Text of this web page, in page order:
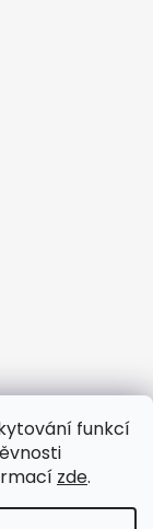
funkcí
zde.